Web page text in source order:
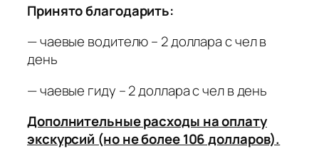
Принято благодарить:
— чаевые водителю – 2 доллара с чел в
день
— чаевые гиду – 2 доллара с чел в день
Дополнительные расходы на оплату
экскурсий (но не более 106 долларов).